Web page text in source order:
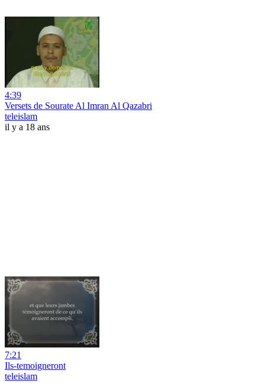
4:39
Versets de Sourate Al Imran Al Qazabri
teleislam
il y a 18 ans
7:21
Ils-temoigneront
teleislam